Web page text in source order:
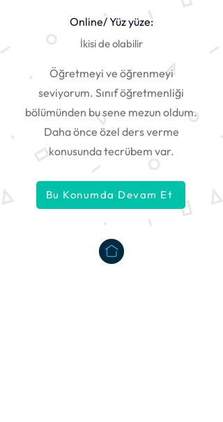
Online/ Yüz yüze:
İkisi de olabilir
Öğretmeyi ve öğrenmeyi
seviyorum. Sınıf öğretmenliği
bölümünden bu sene mezun oldum.
Daha önce özel ders verme
konusunda tecrübem var.
Bu Konumda Devam Et